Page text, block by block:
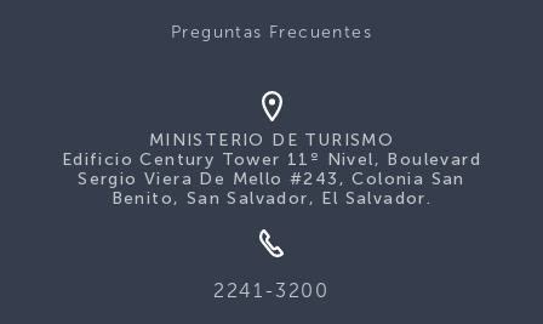
Preguntas Frecuentes
MINISTERIO DE TURISMO
Edificio Century Tower 11º Nivel, Boulevard
Sergio Viera De Mello #243, Colonia San
Benito, San Salvador, El Salvador.
2241-3200